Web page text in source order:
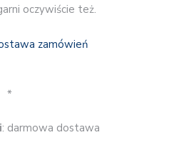
oczywiście też.
*
: darmowa dostawa